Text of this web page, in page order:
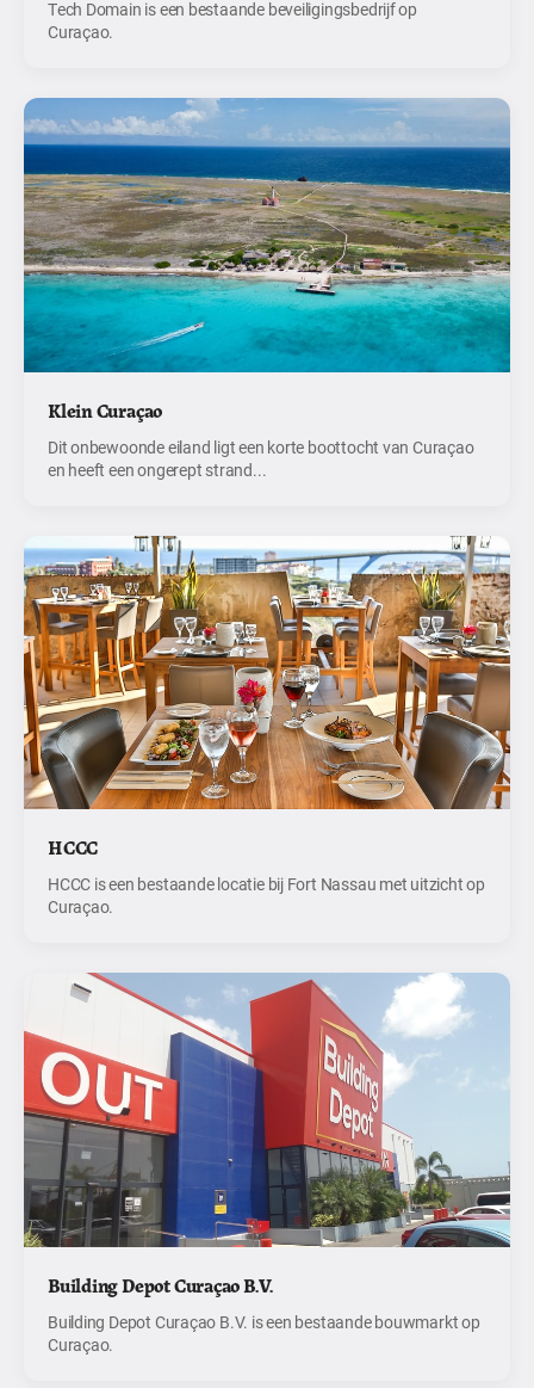
Tech Domain is een bestaande beveiligingsbedrijf op
Curaçao.
Klein Curaçao
Dit onbewoonde eiland ligt een korte boottocht van Curaçao
en heeft een ongerept strand...
HCCC
HCCC is een bestaande locatie bij Fort Nassau met uitzicht op
Curaçao.
Building Depot Curaçao B.V.
Building Depot Curaçao B.V. is een bestaande bouwmarkt op
Curaçao.